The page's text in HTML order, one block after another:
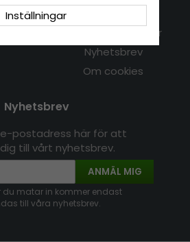
Populära sökningar
Nyhetsbrev
Om cookies
Nyhetsbrev
e-postadress här för att
till vårt nyhetsbrev.
ANMÄL MIG
du matar in kommer endast
till våra nyhetsbrev.
Inställningar